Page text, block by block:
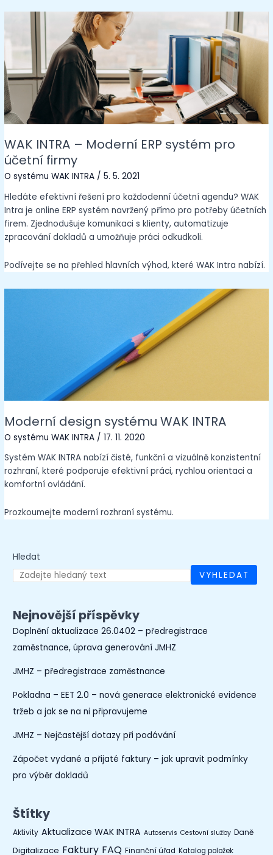
WAK INTRA – Moderní ERP systém pro
účetní firmy
O systému WAK INTRA /5. 5. 2021
Hledáte efektivní řešení pro každodenní účetní agendu? WAK
Intra je online ERP systém navržený přímo pro potřeby účetních
firem. Zjednodušuje komunikaci s klienty, automatizuje
zpracování dokladů a umožňuje práci odkudkoli.
Podívejte se na přehled hlavních výhod, které WAK Intra nabízí.
Moderní design systému WAK INTRA
O systému WAK INTRA /17. 11. 2020
Systém WAK INTRA nabízí čisté, funkční a vizuálně konzistentní
rozhraní, které podporuje efektivní práci, rychlou orientaci a
komfortní ovládání.
Prozkoumejte moderní rozhraní systému.
Hledat
VYHLEDAT
Nejnovější příspěvky
Doplnění aktualizace 26.0402 – předregistrace
zaměstnance, úprava generování JMHZ
JMHZ – předregistrace zaměstnance
Pokladna – EET 2.0 – nová generace elektronické evidence
tržeb a jak se na ni připravujeme
JMHZ – Nejčastější dotazy při podávání
Zápočet vydané a přijaté faktury – jak upravit podmínky
pro výběr dokladů
Štítky
Aktivity Aktualizace WAK INTRA Autoservis Cestovní služby Daně
Digitalizace Faktury FAQ Finanční úřad Katalog položek